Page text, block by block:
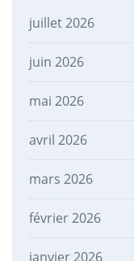
juillet 2026
juin 2026
mai 2026
avril 2026
mars 2026
février 2026
janvier 2026